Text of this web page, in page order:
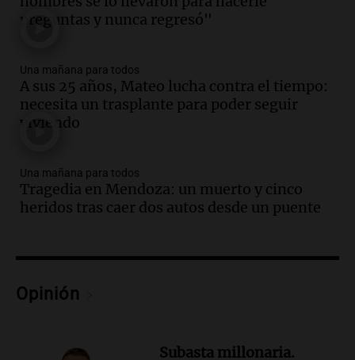
en CABA
Audio.Altas Cumbres: rescataron a una
cabra que llevaba ocho días atrapada en
un precipicio
Audio.Chile planteó mejorar la
conectividad fronteriza, aérea y digital
con Jujuy
qué crece el consumo de alimentos con
preguntas y nunca regresó"
Una mañana para todos
A sus 25 años, Mateo lucha contra el tiempo:
necesita un trasplante para poder seguir
viviendo
Una mañana para todos
Tragedia en Mendoza: un muerto y cinco
heridos tras caer dos autos desde un puente
Opinión
Subasta millonaria.